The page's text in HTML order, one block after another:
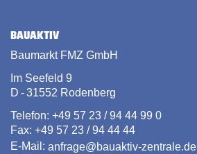
BAUAKTIV
Baumarkt FMZ GmbH
Im Seefeld 9
D - 31552 Rodenberg
Telefon: +49 57 23 / 94 44 99 0
Fax: +49 57 23 / 94 44 44
E-Mail: anfrage@bauaktiv-zentrale.de